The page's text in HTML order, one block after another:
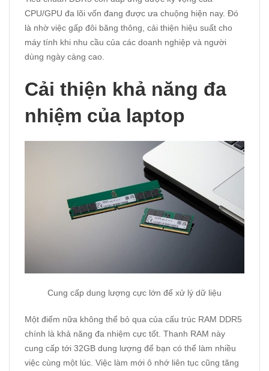
CPU/GPU đa lõi vốn đang được ưa chuộng hiện nay. Đó
là nhờ việc gấp đôi băng thông, cải thiện hiệu suất cho
máy tính khi nhu cầu của các doanh nghiệp và người
dùng ngày càng cao.
Cải thiện khả năng đa
nhiệm của laptop
Cung cấp dung lượng cực lớn để xử lý dữ liệu
Một điểm nữa không thể bỏ qua của cấu trúc RAM DDR5
chính là khả năng đa nhiệm cực tốt. Thanh RAM này
cung cấp tới 32GB dung lượng để bạn có thể làm nhiều
việc cùng một lúc. Việc làm mới ô nhớ liên tục cũng tăng